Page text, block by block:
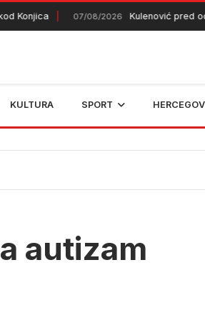
07/08/2026 Kulenović pred
KULTURA SPORT
autizam